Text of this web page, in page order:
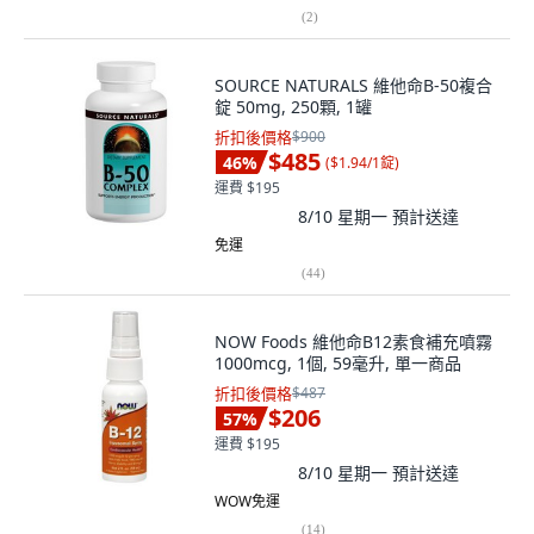
(2)
SOURCE NATURALS 維他命B-50複合
錠 50mg, 250顆, 1罐
折扣後價格$900
46% $485 ($1.94/1錠)
運費 $195
8/10 星期一 預計送達
免運
(44)
NOW Foods 維他命B12素食補充噴霧
1000mcg, 1個, 59毫升, 單一商品
折扣後價格$487
57% $206
運費 $195
8/10 星期一 預計送達
WOW免運
(14)